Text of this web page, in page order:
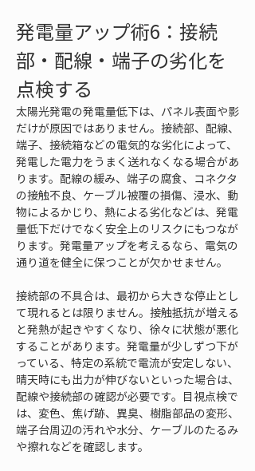
発電量アップ術6：接続
部・配線・端子の劣化を
点検する
太陽光発電の発電量低下は、パネル表面や影
だけが原因ではありません。接続部、配線、
端子、接続箱などの電気的な劣化によって、
発電した電力をうまく送れなくなる場合があ
ります。配線の緩み、端子の腐食、コネクタ
の接触不良、ケーブル被覆の損傷、浸水、動
物によるかじり、熱による劣化などは、発電
量低下だけでなく安全上のリスクにもつなが
ります。発電量アップを考えるなら、電気の
通り道を健全に保つことが欠かせません。
接続部の不具合は、最初から大きな停止とし
て現れるとは限りません。接触抵抗が増える
と発熱が起きやすくなり、徐々に状態が悪化
することがあります。発電量が少しずつ下が
っている、特定の系統で電流が安定しない、
晴天時にも出力が伸びないといった場合は、
配線や接続部の確認が必要です。目視点検で
は、変色、焦げ跡、異臭、樹脂部品の変形、
端子台周辺の汚れや水分、ケーブルのたるみ
や擦れなどを確認します。